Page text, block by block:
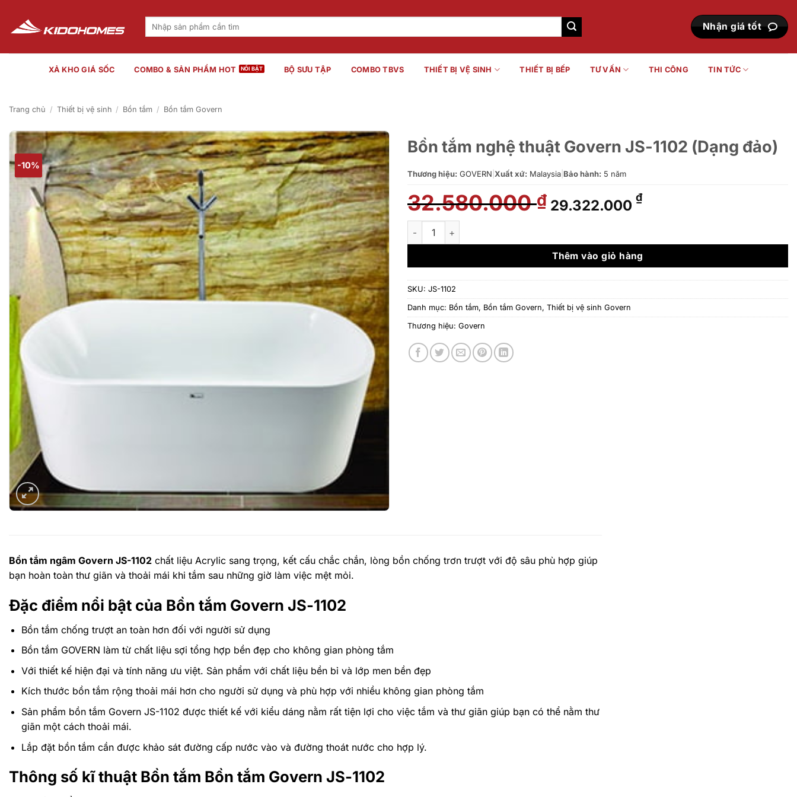
nội
dung
Tìm
Nhận giá tốt
XẢ KHO GIÁ SỐC COMBO & SẢN PHẨM HOT BỘ SƯU TẬP COMBO TBVS THIẾT BỊ VỆ SINH THIẾT BỊ BẾP TƯ VẤN THI CÔNG TIN TỨC
Trang chủ / Thiết bị vệ sinh / Bồn tắm / Bồn tắm Govern
-10%
Bồn tắm nghệ thuật Govern JS-1102 (Dạng đảo)
Thương hiệu: GOVERN Xuất xứ: Malaysia Bảo hành: 5 năm
32.580.000₫ Giá
gốc
32.580.000 ₫.
29.322.000 ₫Giá
là:
29.322.000 ₫.
Bồn tắm nghệ thuật Govern JS-1102 (Dạng đảo) số lượng
Thêm vào giỏ hàng
SKU: JS-1102
Danh mục: Bồn tắm, Bồn tắm Govern, Thiết bị vệ sinh Govern
Thương hiệu: Govern
Bồn tắm ngâm Govern JS-1102 chất liệu Acrylic sang trọng, kết cấu chắc chắn, lòng bồn chống trơn trượt với độ sâu phù hợp giúp
bạn hoàn toàn thư giãn và thoải mái khi tắm sau những giờ làm việc mệt mỏi.
Đặc điểm nổi bật của Bồn tắm Govern JS-1102
Bồn tắm chống trượt an toàn hơn đối với người sử dụng
Bồn tắm GOVERN làm từ chất liệu sợi tổng hợp bền đẹp cho không gian phòng tắm
Với thiết kế hiện đại và tính năng ưu việt. Sản phẩm với chất liệu bền bỉ và lớp men bền đẹp
Kích thước bồn tắm rộng thoải mái hơn cho người sử dụng và phù hợp với nhiều không gian phòng tắm
Sản phẩm bồn tắm Govern JS-1102 được thiết kế với kiểu dáng nằm rất tiện lợi cho việc tắm và thư giãn giúp bạn có thể nằm thư
giãn một cách thoải mái.
Lắp đặt bồn tắm cần được khảo sát đường cấp nước vào và đường thoát nước cho hợp lý.
Thông số kĩ thuật Bồn tắm Bồn tắm Govern JS-1102